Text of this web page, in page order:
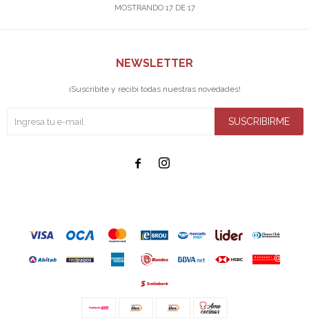
MOSTRANDO 17DE 17
NEWSLETTER
¡Suscribite y recibí todas nuestras novedades!
SUSCRIBIRME
 